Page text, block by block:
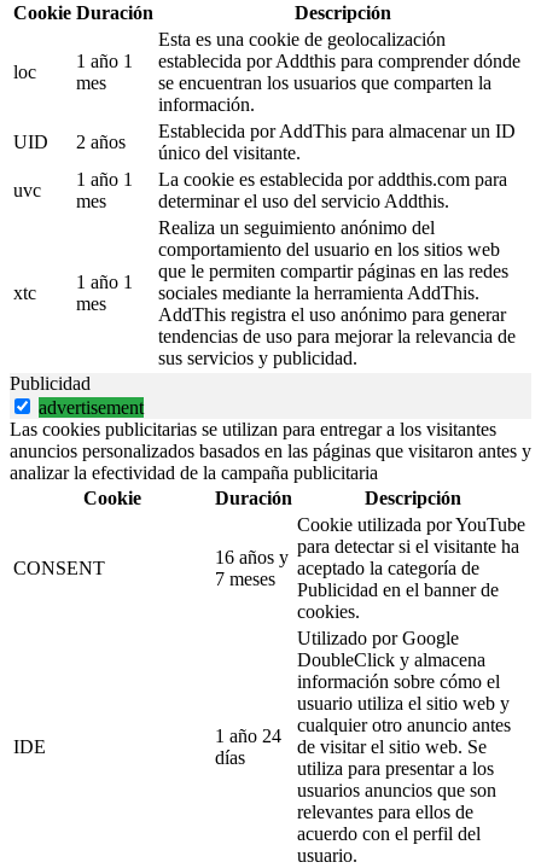
Cookie Duración Descripción
loc
1 año 1
mes
Esta es una cookie de geolocalización
establecida por Addthis para comprender dónde
se encuentran los usuarios que comparten la
información.
UID
2 años
Establecida por AddThis para almacenar un ID
único del visitante.
uvc
1 año 1
mes
La cookie es establecida por addthis.com para
determinar el uso del servicio Addthis.
xtc
1 año 1
mes
Realiza un seguimiento anónimo del
comportamiento del usuario en los sitios web
que le permiten compartir páginas en las redes
sociales mediante la herramienta AddThis.
AddThis registra el uso anónimo para generar
tendencias de uso para mejorar la relevancia de
sus servicios y publicidad.
Publicidad
advertisement
Las cookies publicitarias se utilizan para entregar a los visitantes
anuncios personalizados basados en las páginas que visitaron antes y
analizar la efectividad de la campaña publicitaria
Cookie
Duración Descripción
CONSENT
16 años y
7 meses
Cookie utilizada por YouTube
para detectar si el visitante ha
aceptado la categoría de
Publicidad en el banner de
cookies.
IDE
1 año 24
días
Utilizado por Google
DoubleClick y almacena
información sobre cómo el
usuario utiliza el sitio web y
cualquier otro anuncio antes
de visitar el sitio web. Se
utiliza para presentar a los
usuarios anuncios que son
relevantes para ellos de
acuerdo con el perfil del
usuario.